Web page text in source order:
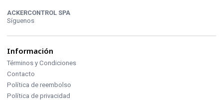
ACKERCONTROL SPA
Síguenos
Información
Términos y Condiciones
Contacto
Política de reembolso
Política de privacidad